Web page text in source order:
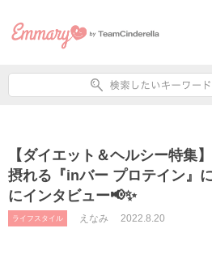
【ダイエット＆ヘルシー特集
摂れる『inバー プロテイン』
にインタビュー📢✨
ライフスタイル えなみ 2022.8.20